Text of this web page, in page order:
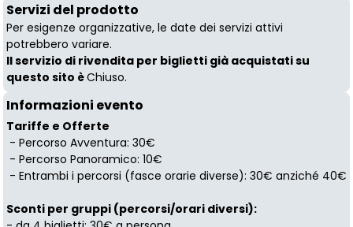
Servizi del prodotto
Per esigenze organizzative, le date dei servizi attivi
potrebbero variare.
Il servizio di rivendita per biglietti già acquistati su
questo sito èChiuso.
Informazioni evento
Tariffe e Offerte
- Percorso Avventura: 30€
- Percorso Panoramico: 10€
- Entrambi i percorsi (fasce orarie diverse): 30€ anziché 40€
Sconti per gruppi (percorsi/orari diversi):